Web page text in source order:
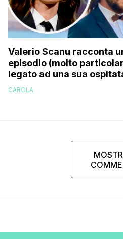
Valerio Scanu racconta
episodio (molto
legato ad una sua
Iene mai andata in onda:
CAROLA